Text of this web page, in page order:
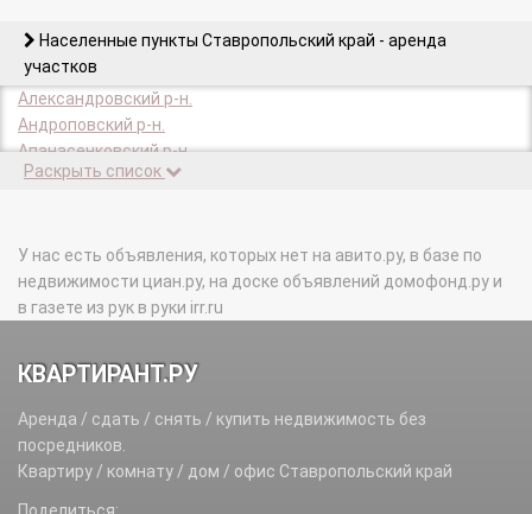
Населенные пункты Ставропольский край - аренда
участков
Александровский р-н.
Андроповский р-н.
Апанасенковский р-н.
Арзгирский р-н.
Буденновск г.
Буденновский р-н.
Георгиевск г.
Грачевский р-н.
Ессентуки г.
Железноводск г.
Зеленокумск г.
Изобильненский р-н.
Раскрыть список
У нас есть объявления, которых нет на авито.ру, в базе по
недвижимости циан.ру, на доске объявлений домофонд.ру и
в газете из рук в руки irr.ru
КВАРТИРАНТ.РУ
Аренда / сдать / снять / купить недвижимость без
посредников.
Квартиру / комнату / дом / офис Ставропольский край